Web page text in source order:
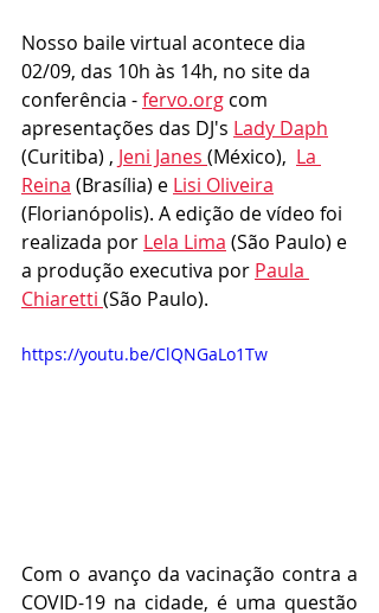
Nosso baile virtual acontece dia
02/09, das 10h às 14h, no site da
conferência - fervo.org com
apresentações das DJ's Lady Daph
(Curitiba) , Jeni Janes (México), La
Reina (Brasília) e Lisi Oliveira
(Florianópolis). A edição de vídeo foi
realizada por Lela Lima (São Paulo) e
a produção executiva por Paula
Chiaretti (São Paulo).
https://youtu.be/ClQNGaLo1Tw
Com o avanço da vacinação contra a
COVID-19 na cidade, é uma questão